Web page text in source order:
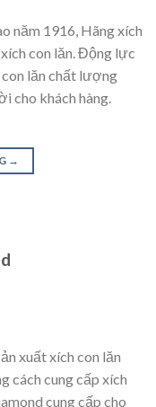
năm 1916, Hãng xích
con lăn. Động lực
lăn chất lượng
cho khách hàng.
→
xuất xích con lăn
cách cung cấp xích
cung cấp cho